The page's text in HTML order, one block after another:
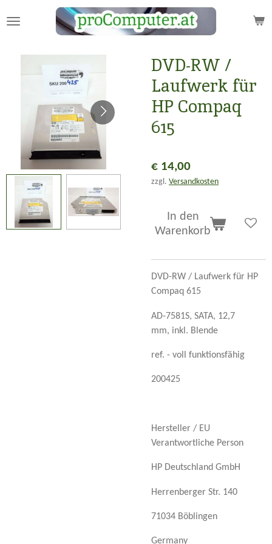
Hauptinhalt
DVD-RW /
Laufwerk für
HP Compaq
615
€ 14,00
zzgl. Versandkosten
In den
Warenkorb
DVD-RW / Laufwerk für HP
Compaq 615
AD-7581S, SATA, 12,7
mm, inkl. Blende
ref. - voll funktionsfähig
200425
Hersteller / EU
Verantwortliche Person
HP Deutschland GmbH
Herrenberger Str. 140
71034 Böblingen
Germany